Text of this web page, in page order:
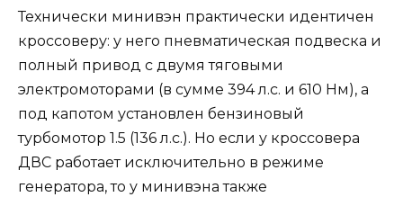
Технически минивэн практически идентичен
кроссоверу: у него пневматическая подвеска и
полный привод с двумя тяговыми
электромоторами (в сумме 394 л.с. и 610 Нм), а
под капотом установлен бензиновый
турбомотор 1.5 (136 л.с.). Но если у кроссовера
ДВС работает исключительно в режиме
генератора, то у минивэна также